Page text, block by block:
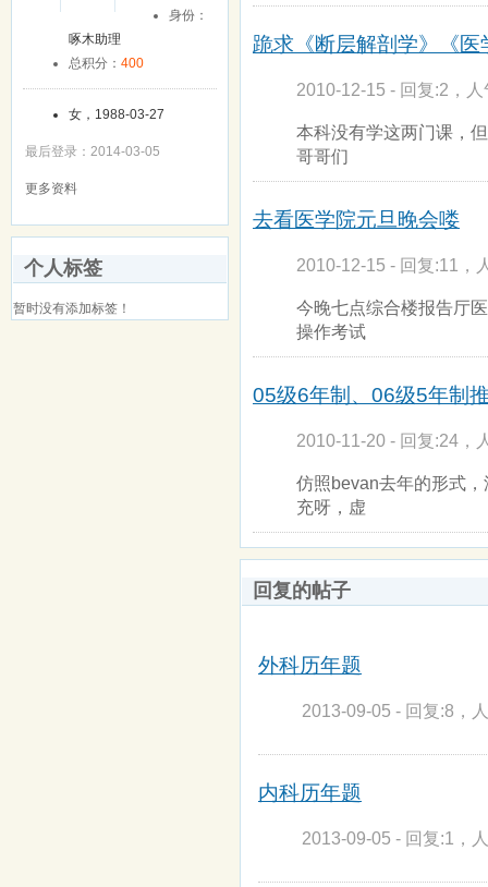
身份：
啄木助理
总积分： 400
女，1988-03-27
最后登录：2014-03-05
更多资料
个人标签
暂时没有添加标签！
跪求《断层解剖学》《
2010-12-15 - 回复:2，
本科没有学这两门课，
哥哥们
去看医学院元旦晚会喽
2010-12-15 - 回复:11，
今晚七点综合楼报告厅
操作考试
05级6年制、06级5年制
2010-11-20 - 回复:24，
仿照bevan去年的形式
充呀，虚
回复的帖子
外科历年题
2013-09-05 - 回复:8，
内科历年题
2013-09-05 - 回复:1，